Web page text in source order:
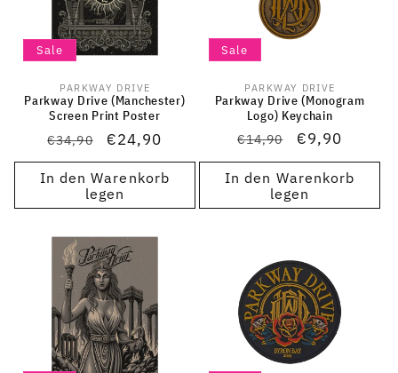
Sale
Anbieter:
PARKWAY DRIVE
Parkway Drive (Manchester)
Screen Print Poster
Normaler
Preis
€34,90 Verkaufspreis
€24,90
In den Warenkorb
legen
Sale
Anbieter:
PARKWAY DRIVE
Parkway Drive (Monogram
Logo) Keychain
Normaler
Preis
€14,90 €9,90
In den Warenkorb
legen